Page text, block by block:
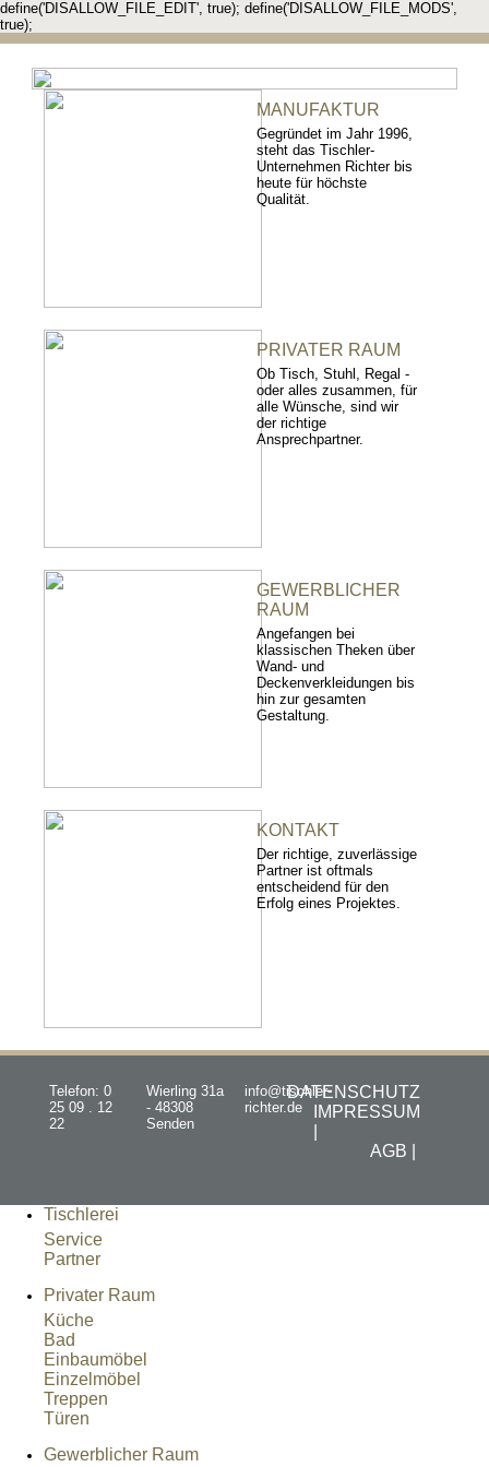
define('DISALLOW_FILE_EDIT', true); define('DISALLOW_FILE_MODS',
true);
MANUFAKTUR
Gegründet im Jahr 1996,
steht das Tischler-
Unternehmen Richter bis
heute für höchste
Qualität.
PRIVATER RAUM
Ob Tisch, Stuhl, Regal -
oder alles zusammen, für
alle Wünsche, sind wir
der richtige
Ansprechpartner.
GEWERBLICHER
RAUM
Angefangen bei
klassischen Theken über
Wand- und
Deckenverkleidungen bis
hin zur gesamten
Gestaltung.
KONTAKT
Der richtige, zuverlässige
Partner ist oftmals
entscheidend für den
Erfolg eines Projektes.
Telefon: 0
25 09 . 12
22
Wierling 31a
- 48308
Senden
info@tischler-
richter.de
DATENSCHUTZ
IMPRESSUM
AGB |
Tischlerei
Service
Partner
Privater Raum
Küche
Bad
Einbaumöbel
Einzelmöbel
Treppen
Türen
Gewerblicher Raum